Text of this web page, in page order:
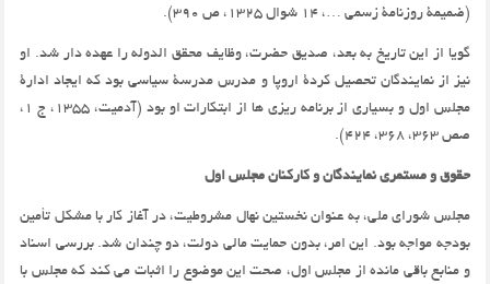
(ضمیمۀ روزنامۀ زسمی …، 14 شوال 1325، ص 390).
گویا از این تاریخ به بعد، صدیق حضرت، وظایف محقق الدوله را عهده دار شد. او
نیز از نمایندگان تحصیل کردۀ اروپا و مدرس مدرسۀ سیاسی بود که ایجاد ادارۀ
مجلس اول و بسیاری از برنامه ریزی ها از ابتکارات او بود (آدمیت، 1355، ج 1،
صص 363، 368، 424).
حقوق و مستمری نمایندگان و کارکنان مجلس اول
مجلس شورای ملی، به عنوان نخستین نهال مشروطیت، در آغاز کار با مشکل تأمین
بودجه مواجه بود. این امر، بدون حمایت مالی دولت، دو چندان شد. بررسی اسناد
و منابع باقی مانده از مجلس اول، صحت این موضوع را اثبات می کند که مجلس با